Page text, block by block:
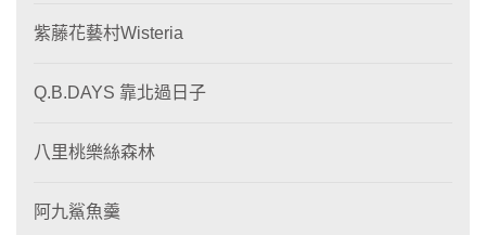
紫藤花藝村Wisteria
Q.B.DAYS 靠北過日子
八里桃樂絲森林
阿九鯊魚羹